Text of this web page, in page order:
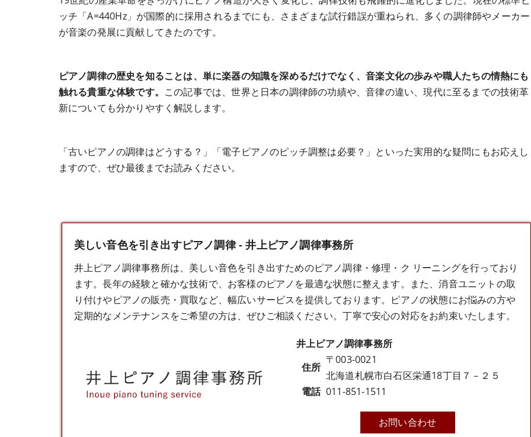
ッチ「A=440Hz」が国際的に採用されるまでにも、さまざまな試行錯誤が重ねられ、多くの調律師やメーカー
が音楽の発展に貢献してきたのです。
ピアノ調律の歴史を知ることは、単に楽器の知識を深めるだけでなく、音楽文化の歩みや職人たちの情熱にも
触れる貴重な体験です。 この記事では、世界と日本の調律師の功績や、音律の違い、現代に至るまでの技術革
新についても分かりやすく解説します。
「古いピアノの調律はどうする？」「電子ピアノのピッチ調整は必要？」といった実用的な疑問にもお応えし
ますので、ぜひ最後までお読みください。
美しい音色を引き出すピアノ調律 - 井上ピアノ調律事務所
井上ピアノ調律事務所は、美しい音色を引き出すためのピアノ調律・修理・ク リーニングを行っており
ます。長年の経験と確かな技術で、お客様のピアノを最適な状態に整えます。また、消音ユニットの取
り付けやピアノの販売・買取など、幅広いサービスを提供しております。ピアノの状態にお悩みの方や
定期的なメンテナンスをご希望の方は、ぜひご相談ください。丁寧で安心の対応をお約束いたします。
井上ピアノ調律事務所
住所
〒003-0021
北海道札幌市白石区栄通18丁目７－２５
電話 011-851-1511
お問い合わせ